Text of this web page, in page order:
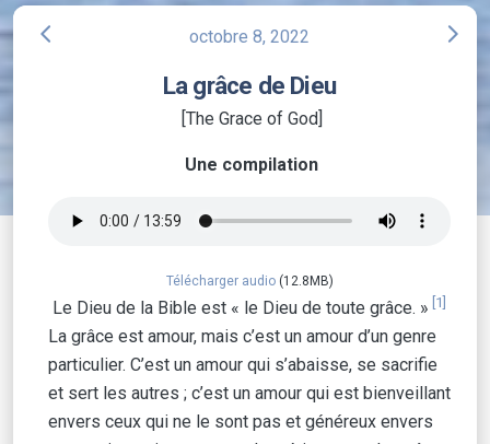
arrow_back_ios octobre 8, 2022 arrow_forward_ios
La grâce de Dieu
[The Grace of God]
Une compilation
Télécharger audio(12.8MB)
Le Dieu de la Bible est « le Dieu de toute grâce. » [1]
La grâce est amour, mais c’est un amour d’un genre
particulier. C’est un amour qui s’abaisse, se sacrifie
et sert les autres ; c’est un amour qui est bienveillant
envers ceux qui ne le sont pas et généreux envers